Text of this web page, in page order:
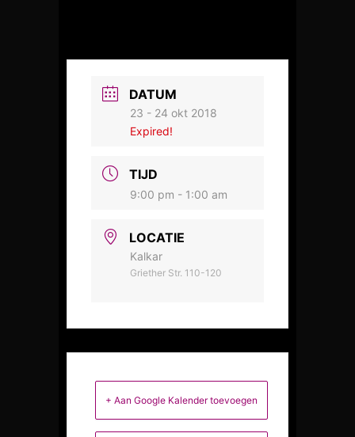
DATUM
23 - 24 okt 2018
Expired!
TIJD
9:00 pm - 1:00 am
LOCATIE
Kalkar
Griether Str. 110-120
+ Aan Google Kalender toevoegen